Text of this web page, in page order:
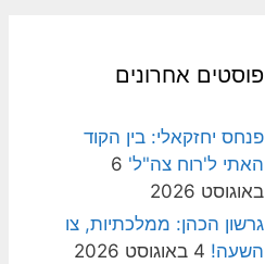
פוסטים אחרונים
פנחס יחזקאלי: בין הקוד
האתי ל'רוח צה"ל' 6
באוגוסט 2026
גרשון הכהן: ממלכתיות, צו
השעה! 4 באוגוסט 2026